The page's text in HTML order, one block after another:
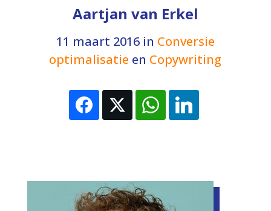
Aartjan van Erkel
11 maart 2016in Conversie
optimalisatie en Copywriting